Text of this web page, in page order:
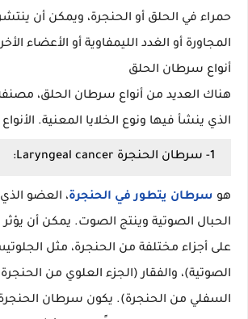
حمراء في الحلق أو الحنجرة، ويمكن أن
المجاورة أو الغدد الليمفاوية أو الأعضاء
أنواع سرطان الحلق
هناك العديد من أنواع سرطان الحلق،
الذي ينشأ فيها ونوع الخلايا المعنية.
1- سرطان الحنجرة Laryngeal cancer:
هو سرطان يتطور في الحنجرة، العضو
الحبال الصوتية وينتج الصوت. يمكن أن
على أجزاء مختلفة من الحنجرة، مثل
الصوتية)، والفقار (الجزء العلوي من
السفلي من الحنجرة). يكون سرطان